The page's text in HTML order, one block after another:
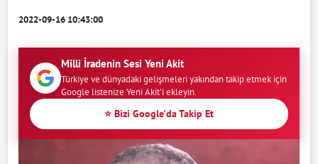
2022-09-16 10:43:00
Milli İradenin Sesi Yeni Akit
Türkiye ve dünyadaki gelişmeleri yakından takip etmek için
Google listenize Yeni Akit'i ekleyin.
⭐ Bizi Google'da Takip Et